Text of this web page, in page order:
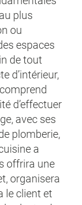
plus
ou
espaces
de tout
d’intérieur,
d’effectuer
avec ses
plomberie,
a
offrira une
organisera
le client et